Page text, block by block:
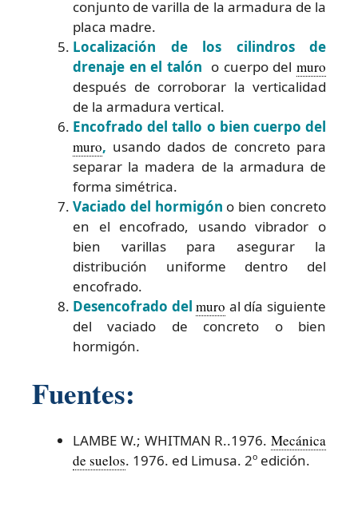
conjunto de varilla de la armadura de la
placa madre.
Localización de los cilindros de
drenaje en el talón o cuerpo del muro
después de corroborar la verticalidad
de la armadura vertical.
Encofrado del tallo o bien cuerpo del
muro, usando dados de concreto para
separar la madera de la armadura de
forma simétrica.
Vaciado del hormigón o bien concreto
en el encofrado, usando vibrador o
bien varillas para asegurar la
distribución uniforme dentro del
encofrado.
Desencofrado delmuro al día siguiente
del vaciado de concreto o bien
hormigón.
Fuentes:
LAMBE W.; WHITMAN R..1976. Mecánica
de suelos. 1976. ed Limusa. 2º edición.